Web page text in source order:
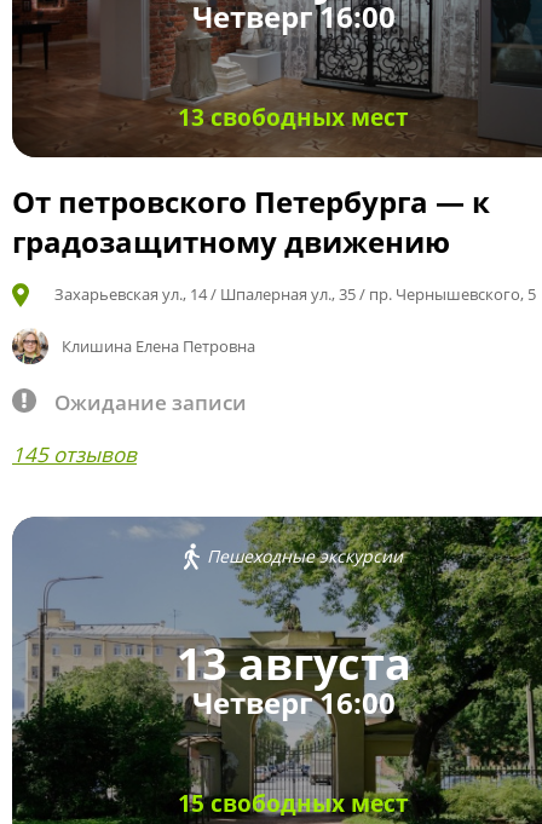
Четверг 16:00
13 свободных мест
От петровского Петербурга — к
градозащитному движению
Захарьевская ул., 14 / Шпалерная ул., 35 / пр. Чернышевского, 5
Клишина Елена Петровна
Ожидание записи
145 отзывов
Пешеходные экскурсии
13 августа
Четверг 16:00
15 свободных мест